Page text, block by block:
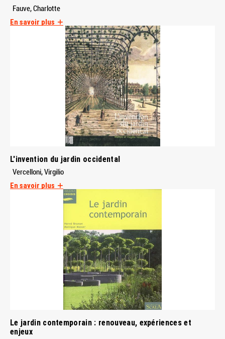
Fauve, Charlotte
En savoir plus
L'invention du jardin occidental
Vercelloni, Virgilio
En savoir plus
Le jardin contemporain : renouveau, expériences et
enjeux